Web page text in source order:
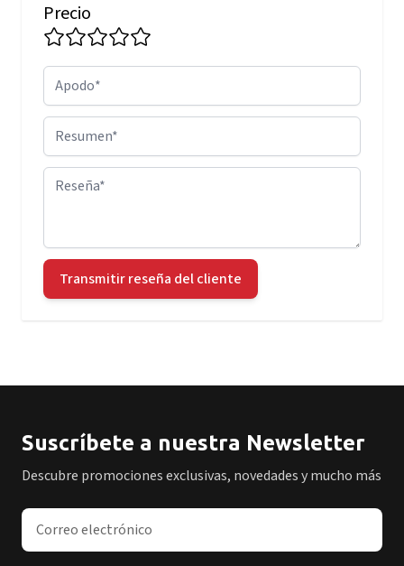
Precio
Apodo
Resumen
Reseña
Transmitir reseña del cliente
Suscríbete a nuestra Newsletter
Descubre promociones exclusivas, novedades y mucho más
Dirección de correo electrónico